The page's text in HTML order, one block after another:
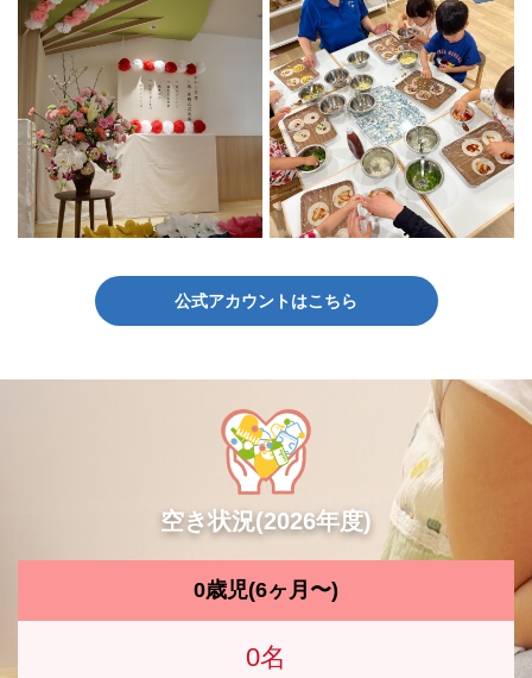
公式アカウントはこちら
空き状況(2026年度)
0歳児(6ヶ月〜)
0名